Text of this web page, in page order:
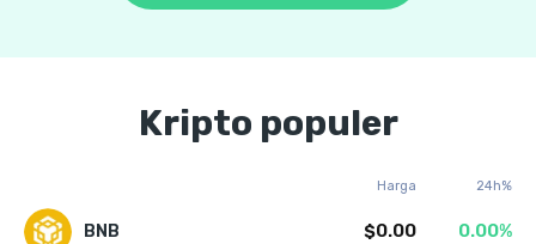
Kripto populer
Harga 24h%
BNB $0.00 0.00%